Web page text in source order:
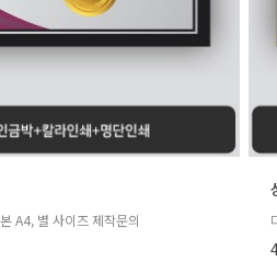
A4, 별 사이즈 제작문의